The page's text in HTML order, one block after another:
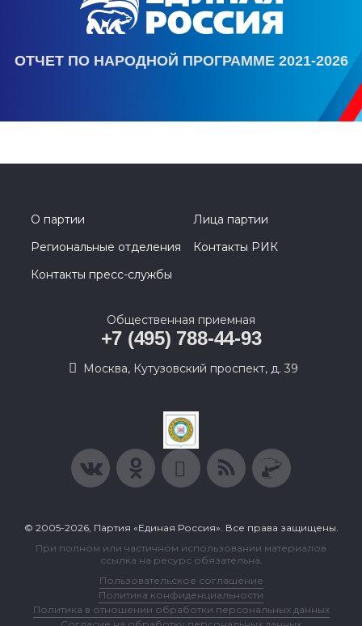
ОТЧЕТ ПО НАРОДНОЙ ПРОГРАММЕ 2021-2026
О партии
Лица партии
Региональные отделения
Контакты РИК
Контакты пресс-службы
Общественная приемная
+7 (495) 788-44-93
Москва, Кутузовский проспект, д. 39
© 2005-2026, Партия «Единая Россия». Все права защищены.
При полном или частичном использовании материалов
ссылка на ресурс обязательна.
Пользовательское соглашение
Политика конфиденциальности
Политика в отношении обработки персональных данных